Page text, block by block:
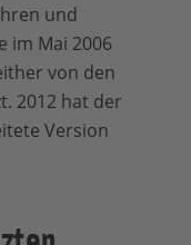
und
im Mai 2006
von den
2012 hat der
Version